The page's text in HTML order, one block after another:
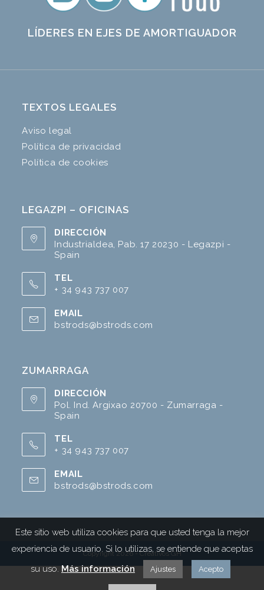
LÍDERES EN EJES DE AMORTIGUADOR
TEXTOS LEGALES
Aviso legal
Política de privacidad
Política de cookies
LEGAZPI – OFICINAS
DIRECCIÓN
Industrialdea, Pab. 17 20230 - Legazpi -
Spain
TEL
+ 34 943 737 007
EMAIL
bstrods@bstrods.com
ZUMARRAGA
DIRECCIÓN
Pol. Ind. Argixao 20700 - Zumarraga -
Spain
TEL
+ 34 943 737 007
EMAIL
bstrods@bstrods.com
Copyright 2026 - Creativos GH
Este sitio web utiliza cookies para que usted tenga la mejor
experiencia de usuario. Si lo utilizas, se entiende que aceptas
su uso.Más información Ajustes Acepto